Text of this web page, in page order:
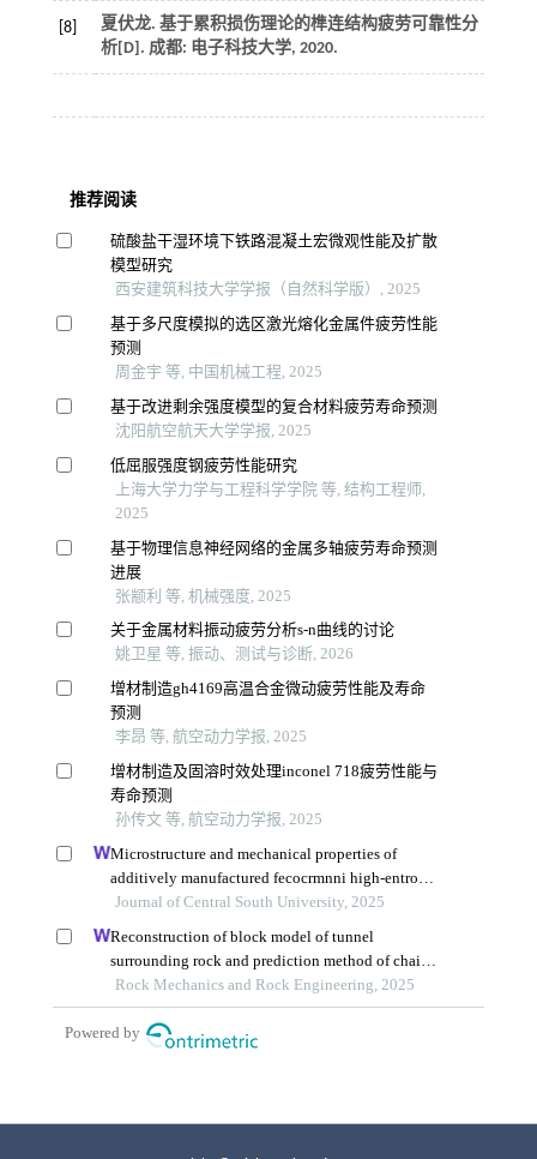
[8] 夏伏龙. 基于累积损伤理论的榫连结构疲劳可靠性分
析[D]. 成都: 电子科技大学, 2020.